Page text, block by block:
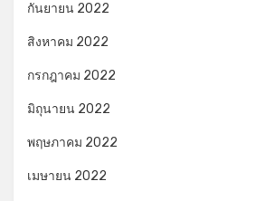
กันยายน 2022
สิงหาคม 2022
กรกฎาคม 2022
มิถุนายน 2022
พฤษภาคม 2022
เมษายน 2022